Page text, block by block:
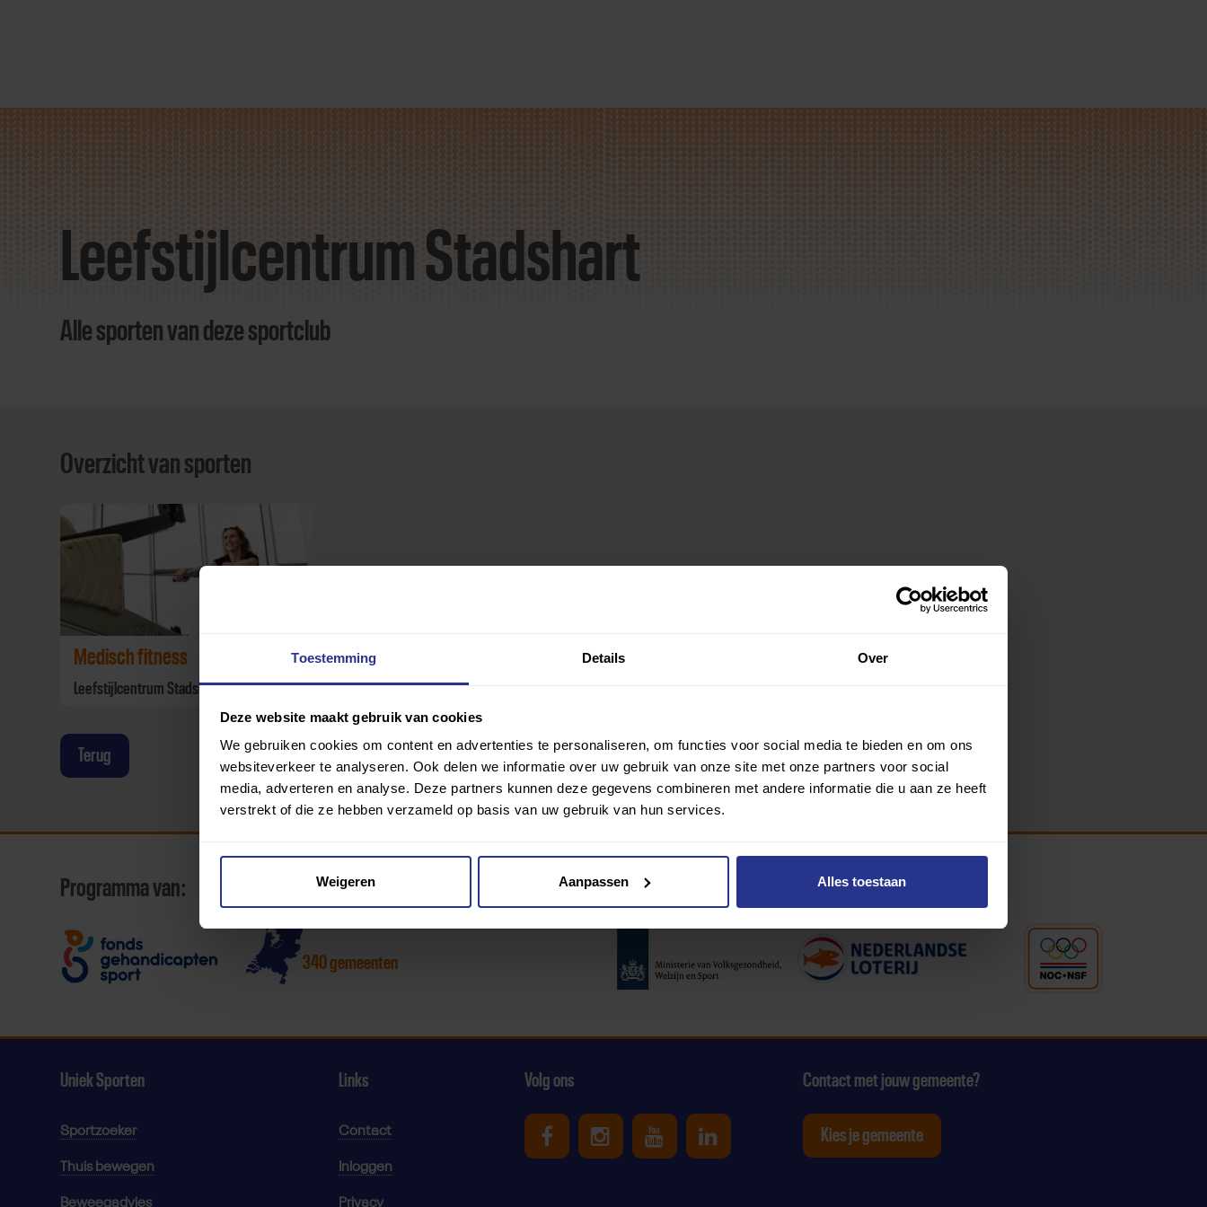
Toestemming Details Over
Deze website maakt gebruik van cookies
We gebruiken cookies om content en advertenties te personaliseren, om functies voor social media te bieden en om ons
websiteverkeer te analyseren. Ook delen we informatie over uw gebruik van onze site met onze partners voor social
media, adverteren en analyse. Deze partners kunnen deze gegevens combineren met andere informatie die u aan ze heeft
verstrekt of die ze hebben verzameld op basis van uw gebruik van hun services.
Weigeren Aanpassen Alles toestaan
Direct
door
contentLeefstijlcentrum Stadshart
Alle sporten van deze sportclub
Overzicht van sporten
Medisch fitness
Leefstijlcentrum Stadshart
Terug
Programma van:
340 gemeenten
Partners:
Uniek Sporten
Sportzoeker
Thuis bewegen
Beweegadvies
Links
Contact
Inloggen
Privacy
Volg ons
Uniek Sporten op Facebook
Uniek Sporten op Instagram
Uniek Sporten op Youtube
Uniek Sporten op Linkedin
Contact met jouw gemeente?
Kies je gemeente